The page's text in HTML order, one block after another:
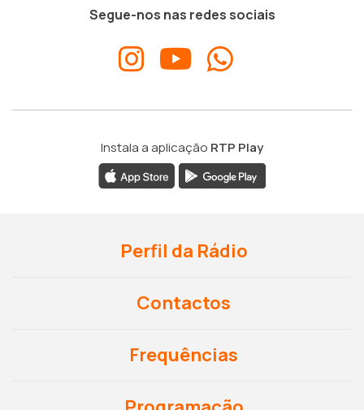
Segue-nos nas redes sociais
Instala a aplicação RTP Play
Perfil da Rádio
Contactos
Frequências